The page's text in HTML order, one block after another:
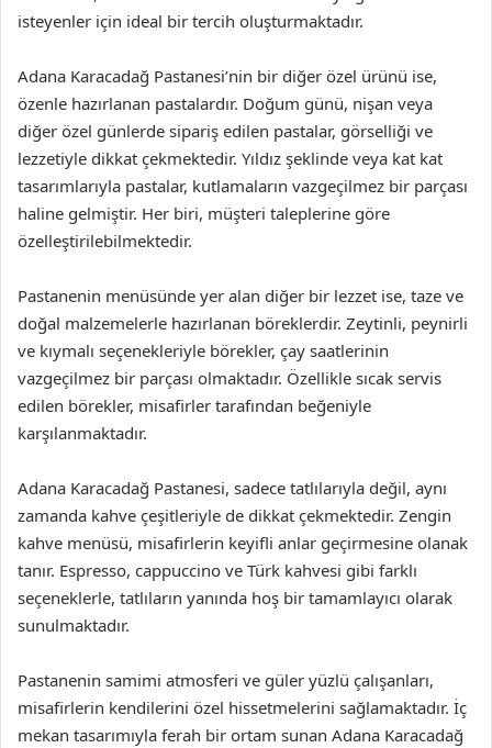
isteyenler için ideal bir tercih oluşturmaktadır.
Adana Karacadağ Pastanesi’nin bir diğer özel ürünü ise,
özenle hazırlanan pastalardır. Doğum günü, nişan veya
diğer özel günlerde sipariş edilen pastalar, görselliği ve
lezzetiyle dikkat çekmektedir. Yıldız şeklinde veya kat kat
tasarımlarıyla pastalar, kutlamaların vazgeçilmez bir parçası
haline gelmiştir. Her biri, müşteri taleplerine göre
özelleştirilebilmektedir.
Pastanenin menüsünde yer alan diğer bir lezzet ise, taze ve
doğal malzemelerle hazırlanan böreklerdir. Zeytinli, peynirli
ve kıymalı seçenekleriyle börekler, çay saatlerinin
vazgeçilmez bir parçası olmaktadır. Özellikle sıcak servis
edilen börekler, misafirler tarafından beğeniyle
karşılanmaktadır.
Adana Karacadağ Pastanesi, sadece tatlılarıyla değil, aynı
zamanda kahve çeşitleriyle de dikkat çekmektedir. Zengin
kahve menüsü, misafirlerin keyifli anlar geçirmesine olanak
tanır. Espresso, cappuccino ve Türk kahvesi gibi farklı
seçeneklerle, tatlıların yanında hoş bir tamamlayıcı olarak
sunulmaktadır.
Pastanenin samimi atmosferi ve güler yüzlü çalışanları,
misafirlerin kendilerini özel hissetmelerini sağlamaktadır. İç
mekan tasarımıyla ferah bir ortam sunan Adana Karacadağ